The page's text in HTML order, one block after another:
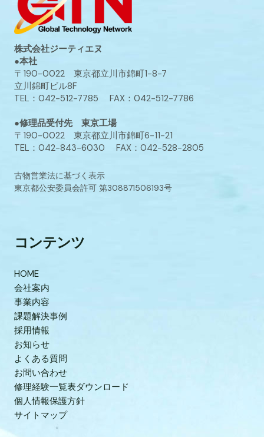
株式会社ジーティエヌ
●本社
〒190-0022 東京都立川市錦町1-8-7
立川錦町ビル8F
TEL：042-512-7785 FAX：042-512-7786
●修理品受付先 東京工場
〒190-0022 東京都立川市錦町6-11-21
TEL：042-843-6030 FAX：042-528-2805
古物営業法に基づく表示
東京都公安委員会許可 第308871506193号
コンテンツ
HOME
会社案内
事業内容
課題解決事例
採用情報
お知らせ
よくある質問
お問い合わせ
修理経験一覧表ダウンロード
個人情報保護方針
サイトマップ